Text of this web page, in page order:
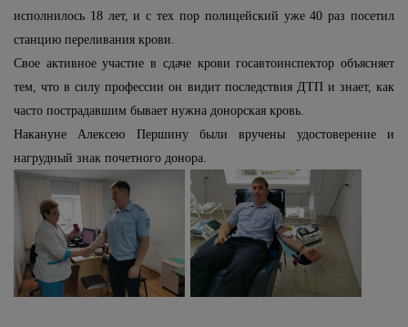
исполнилось 18 лет, и с тех пор полицейский уже 40 раз посетил
станцию переливания крови.
Свое активное участие в сдаче крови госавтоинспектор объясняет
тем, что в силу профессии он видит последствия ДТП и знает, как
часто пострадавшим бывает нужна донорская кровь.
Накануне Алексею Першину были вручены удостоверение и
нагрудный знак почетного донора.